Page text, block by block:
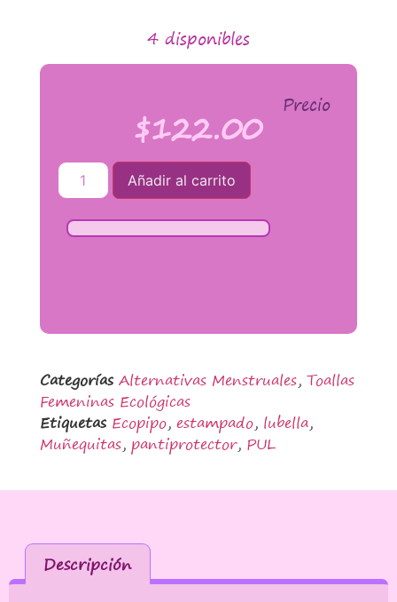
4 disponibles
Precio
$122.00
Añadir al carrito
Categorías Alternativas Menstruales, Toallas
Femeninas Ecológicas
Etiquetas Ecopipo, estampado, lubella,
Muñequitas, pantiprotector, PUL
Descripción